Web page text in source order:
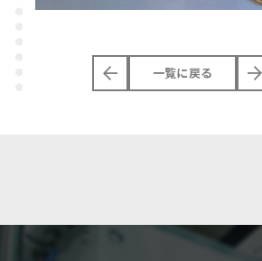
一覧に戻る